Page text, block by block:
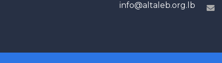
info@altaleb.org.lb